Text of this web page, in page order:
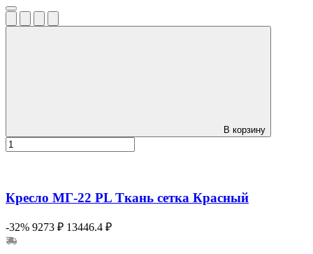
В корзину
Кресло МГ-22 PL Ткань сетка Красный
-32% 9273 ₽ 13446.4 ₽